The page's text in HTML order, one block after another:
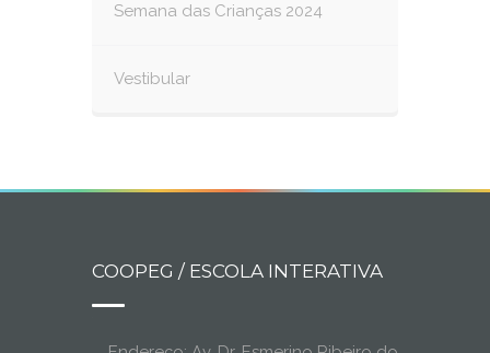
Semana das Crianças 2024
Vestibular
COOPEG / ESCOLA INTERATIVA